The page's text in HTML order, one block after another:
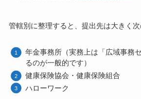
管轄別に整理すると、提出先は大きく次
年金事務所（実務上は「広域事務
るのが一般的です）
健康保険協会・健康保険組合
ハローワーク